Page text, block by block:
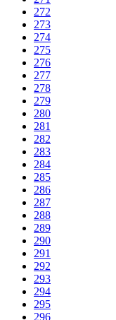
272
273
274
275
276
277
278
279
280
281
282
283
284
285
286
287
288
289
290
291
292
293
294
295
296